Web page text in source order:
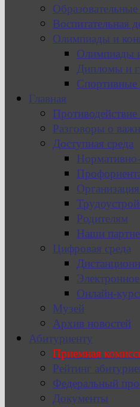
Воспитательная
Олимпиады и
Олимпиады
Дипломы и
Спортивные
Главная
Разговоры о
Доступная среда
Родителям
Наши
Цифровая среда
Онлайн-
Музей
Архив новостей
Абитуриенту
Приемная
Рейтинг
Федеральный
Документы